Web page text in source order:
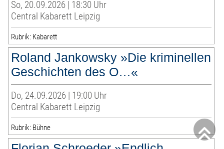
So, 20.09.2026 | 18:30 Uhr
Central Kabarett Leipzig
Rubrik: Kabarett
Roland Jankowsky »Die kriminellen
Geschichten des O…«
Do, 24.09.2026 | 19:00 Uhr
Central Kabarett Leipzig
Rubrik: Bühne